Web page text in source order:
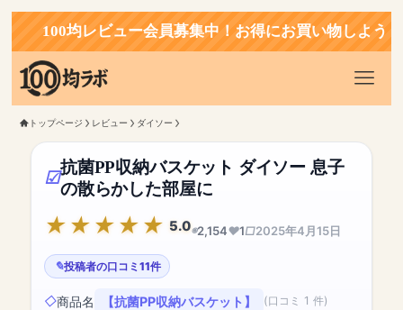
均レビュー会員募集中！お得にお買い物しよう！
トップページ レビュー ダイソー
抗菌PP収納バスケット ダイソー 息子
の散らかした部屋に
5.0 2,154 1 2025年4月15日
投稿者の口コミ11件
商品名 【抗菌PP収納バスケット】 (口コミ 1 件)